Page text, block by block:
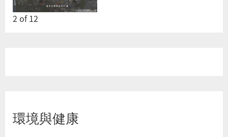
2 of12
環境與健康